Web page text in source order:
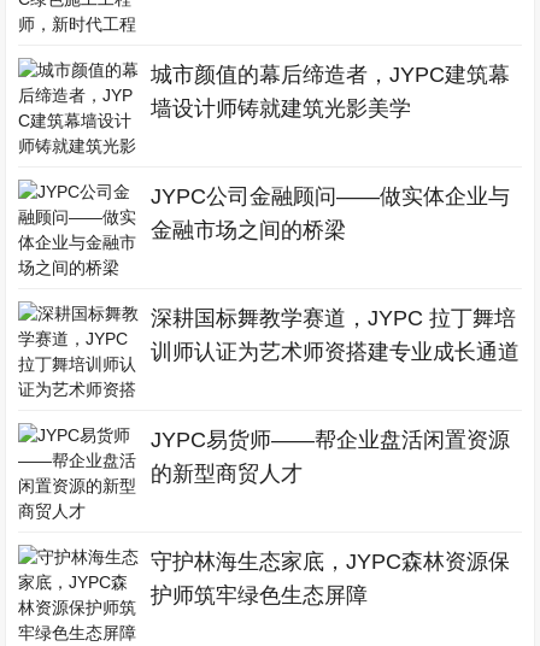
城市颜值的幕后缔造者，JYPC建筑幕
墙设计师铸就建筑光影美学
JYPC公司金融顾问——做实体企业与
金融市场之间的桥梁
深耕国标舞教学赛道，JYPC 拉丁舞培
训师认证为艺术师资搭建专业成长通道
JYPC易货师——帮企业盘活闲置资源
的新型商贸人才
守护林海生态家底，JYPC森林资源保
护师筑牢绿色生态屏障